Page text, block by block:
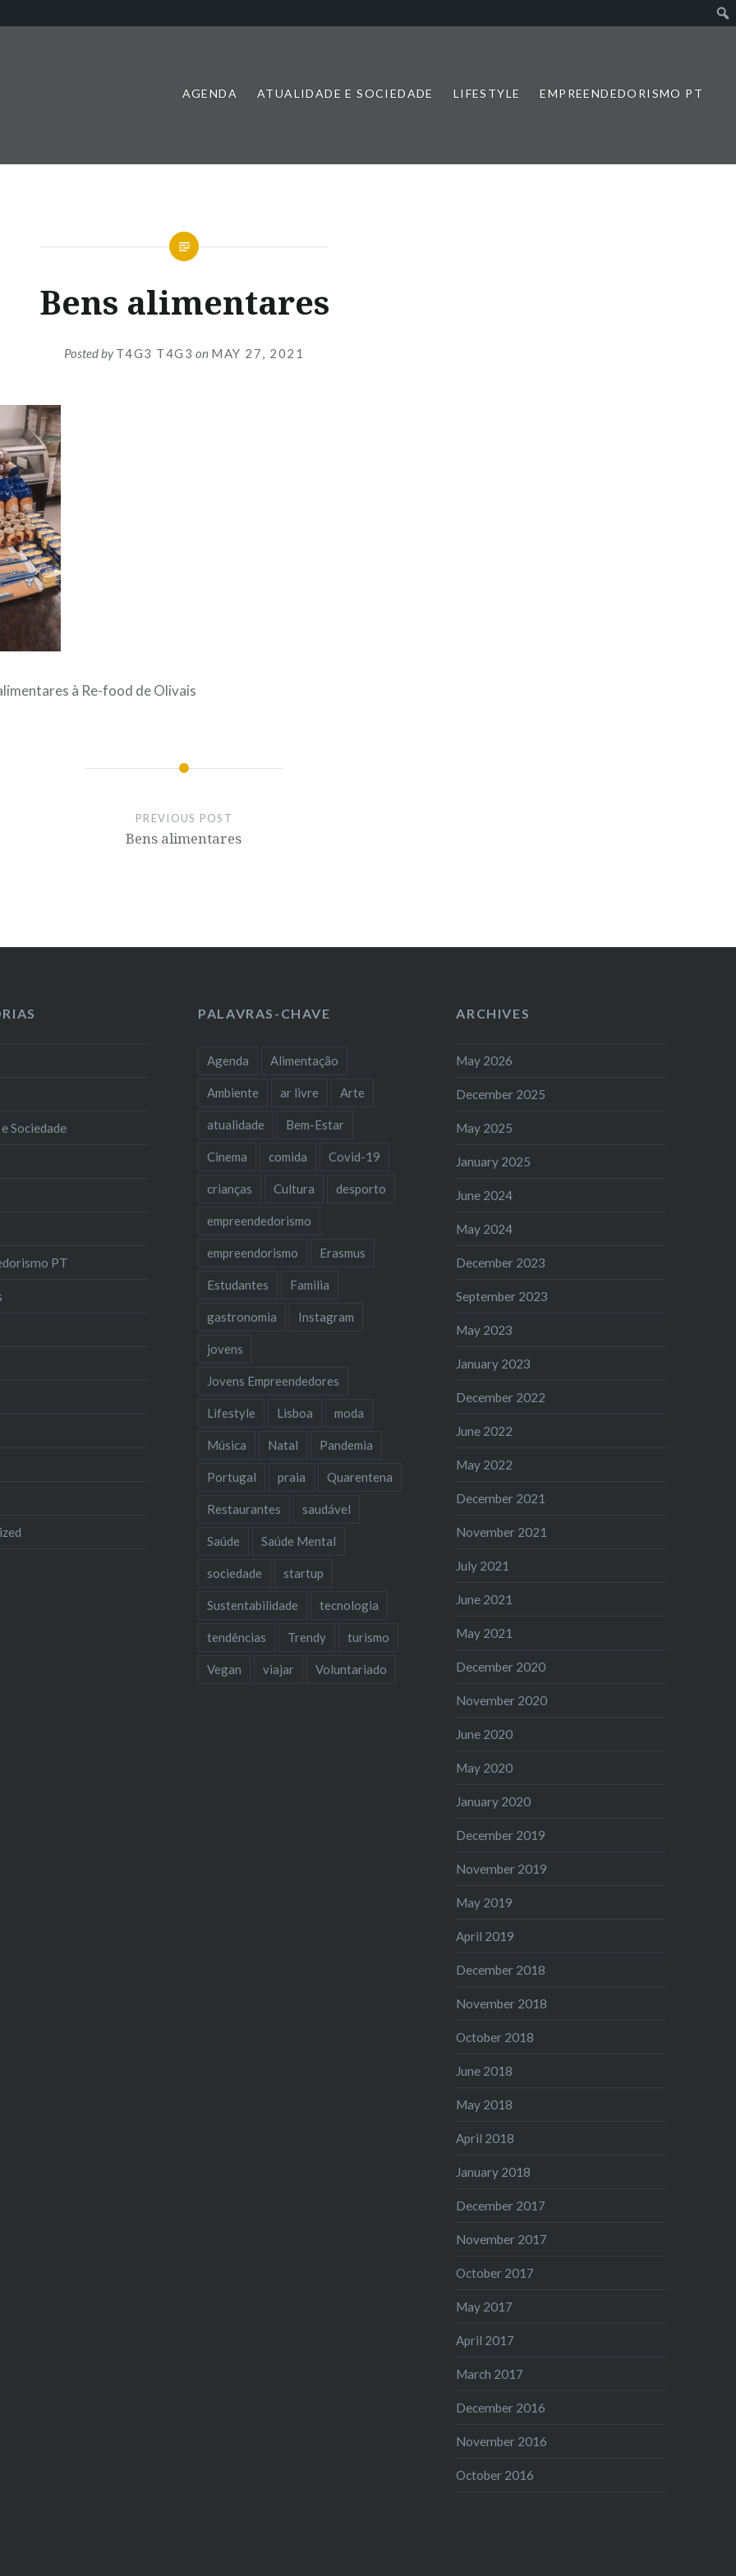
AGENDA ATUALIDADE E SOCIEDADE LIFESTYLE EMPREENDEDORISMO PT
Bens alimentares
Posted byT4G3 T4G3 on MAY 27, 2021
à Re-food de Olivais
PREVIOUS POST
Bens alimentares
Sociedade
PT
PALAVRAS-CHAVE
Agenda Alimentação
Ambiente ar livre Arte
atualidade Bem-Estar
Cinema comida Covid-19
crianças Cultura desporto
empreendedorismo
empreendorismo Erasmus
Estudantes Familia
gastronomia Instagram
jovens
Jovens Empreendedores
Lifestyle Lisboa moda
Música Natal Pandemia
Portugal praia Quarentena
Restaurantes saudável
Saúde Saúde Mental
sociedade startup
Sustentabilidade tecnologia
tendências Trendy turismo
Vegan viajar Voluntariado
ARCHIVES
May 2026
December 2025
May 2025
January 2025
June 2024
May 2024
December 2023
September 2023
May 2023
January 2023
December 2022
June 2022
May 2022
December 2021
November 2021
July 2021
June 2021
May 2021
December 2020
November 2020
June 2020
May 2020
January 2020
December 2019
November 2019
May 2019
April 2019
December 2018
November 2018
October 2018
June 2018
May 2018
April 2018
January 2018
December 2017
November 2017
October 2017
May 2017
April 2017
March 2017
December 2016
November 2016
October 2016